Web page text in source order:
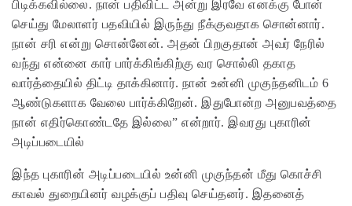
பிடிக்கவில்லை. நான் பதிவிட்ட அன்று இரவே எனக்கு போன்
செய்து மேலாளர் பதவியில் இருந்து நீக்குவதாக சொன்னார்.
நான் சரி என்று சொன்னேன். அதன் பிறகுதான் அவர் நேரில்
வந்து என்னை கார் பார்க்கிங்கிற்கு வர சொல்லி தகாத
வார்த்தையில் திட்டி தாக்கினார். நான் உன்னி முகுந்தனிடம் 6
ஆண்டுகளாக வேலை பார்க்கிறேன். இதுபோன்ற அனுபவத்தை
நான் எதிர்கொண்டதே இல்லை” என்றார். இவரது புகாரின்
அடிப்படையில்
இந்த புகாரின் அடிப்படையில் உன்னி முகுந்தன் மீது கொச்சி
காவல் துறையினர் வழக்குப் பதிவு செய்தனர். இதனைத்